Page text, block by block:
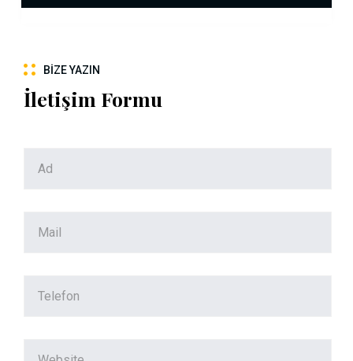
BIZE YAZIN
İletişim Formu